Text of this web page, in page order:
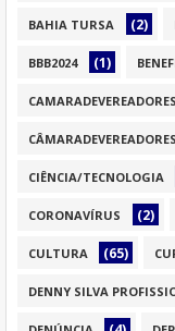
BAHIA TURSA (2)
BBB2024 (1)
CIÊNCIA/TECNOLOGIA
CORONAVÍRUS (2)
CULTURA (65)
DENNY SILVA